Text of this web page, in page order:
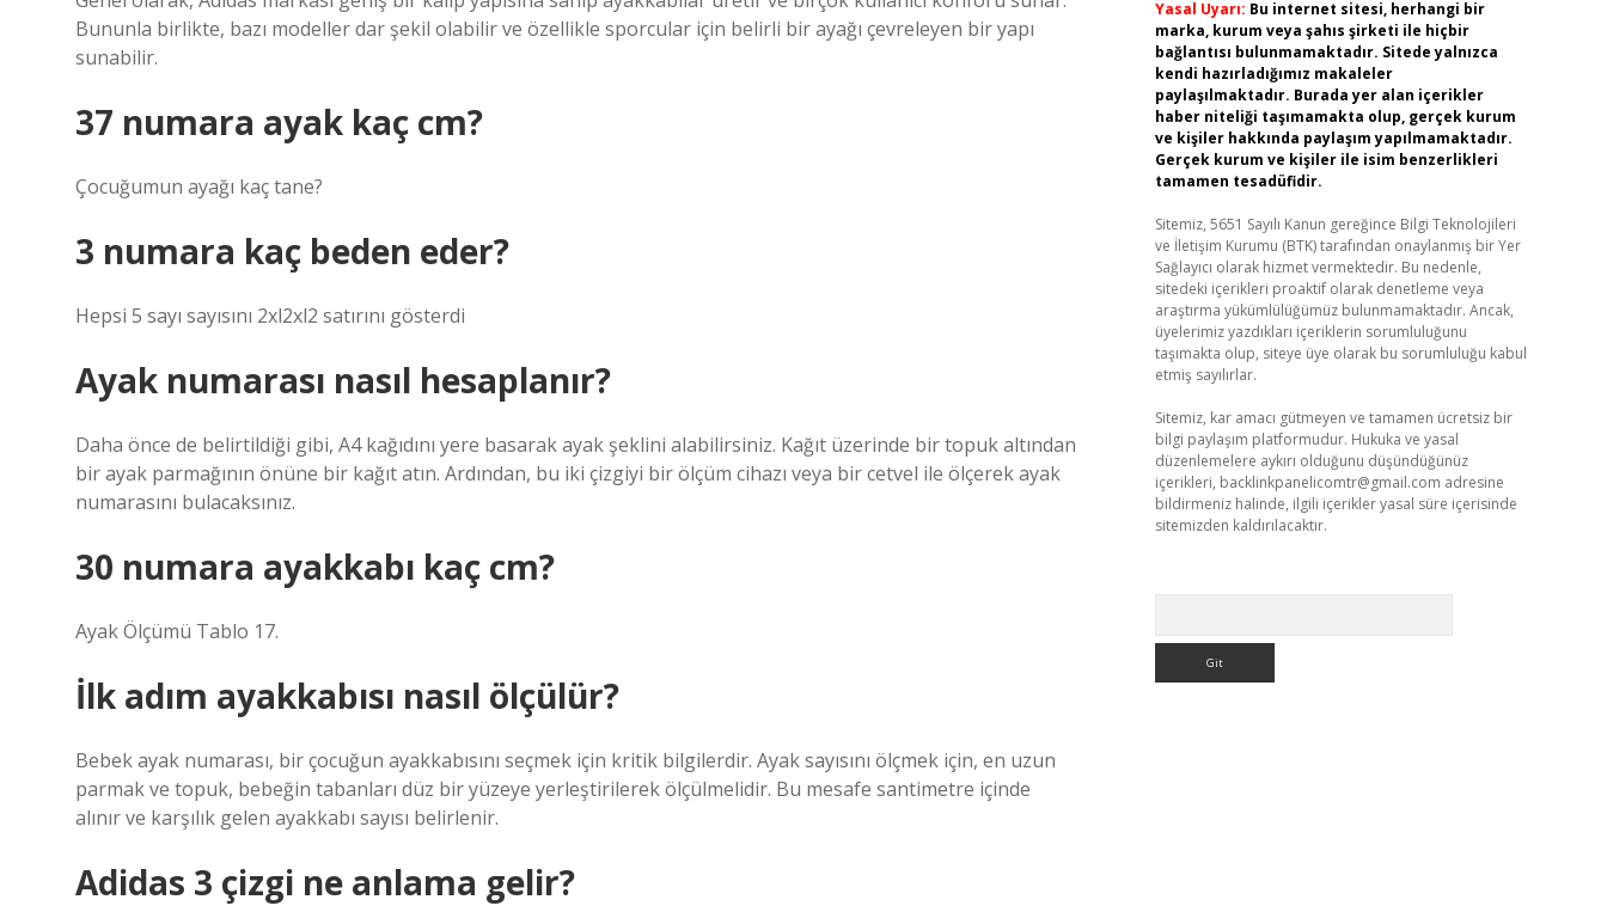
Bununla birlikte, bazı modeller dar şekil olabilir ve özellikle sporcular için belirli bir ayağı çevreleyen bir yapı
sunabilir.
37 numara ayak kaç cm?
Çocuğumun ayağı kaç tane?
3 numara kaç beden eder?
Hepsi 5 sayı sayısını 2xl2xl2 satırını gösterdi
Ayak numarası nasıl hesaplanır?
Daha önce de belirtildiği gibi, A4 kağıdını yere basarak ayak şeklini alabilirsiniz. Kağıt üzerinde bir topuk altından
bir ayak parmağının önüne bir kağıt atın. Ardından, bu iki çizgiyi bir ölçüm cihazı veya bir cetvel ile ölçerek ayak
numarasını bulacaksınız.
30 numara ayakkabı kaç cm?
Ayak Ölçümü Tablo 17.
İlk adım ayakkabısı nasıl ölçülür?
Bebek ayak numarası, bir çocuğun ayakkabısını seçmek için kritik bilgilerdir. Ayak sayısını ölçmek için, en uzun
parmak ve topuk, bebeğin tabanları düz bir yüzeye yerleştirilerek ölçülmelidir. Bu mesafe santimetre içinde
alınır ve karşılık gelen ayakkabı sayısı belirlenir.
Adidas 3 çizgi ne anlama gelir?
Yasal Uyarı: Bu internet sitesi, herhangi bir
marka, kurum veya şahıs şirketi ile hiçbir
bağlantısı bulunmamaktadır. Sitede yalnızca
kendi hazırladığımız makaleler
paylaşılmaktadır. Burada yer alan içerikler
haber niteliği taşımamakta olup, gerçek kurum
ve kişiler hakkında paylaşım yapılmamaktadır.
Gerçek kurum ve kişiler ile isim benzerlikleri
tamamen tesadüfidir.
Sitemiz, 5651 Sayılı Kanun gereğince Bilgi Teknolojileri
ve İletişim Kurumu (BTK) tarafından onaylanmış bir Yer
Sağlayıcı olarak hizmet vermektedir. Bu nedenle,
sitedeki içerikleri proaktif olarak denetleme veya
araştırma yükümlülüğümüz bulunmamaktadır. Ancak,
üyelerimiz yazdıkları içeriklerin sorumluluğunu
taşımakta olup, siteye üye olarak bu sorumluluğu kabul
etmiş sayılırlar.
Sitemiz, kar amacı gütmeyen ve tamamen ücretsiz bir
bilgi paylaşım platformudur. Hukuka ve yasal
düzenlemelere aykırı olduğunu düşündüğünüz
içerikleri, backlinkpanelicomtr@gmail.com adresine
bildirmeniz halinde, ilgili içerikler yasal süre içerisinde
sitemizden kaldırılacaktır.